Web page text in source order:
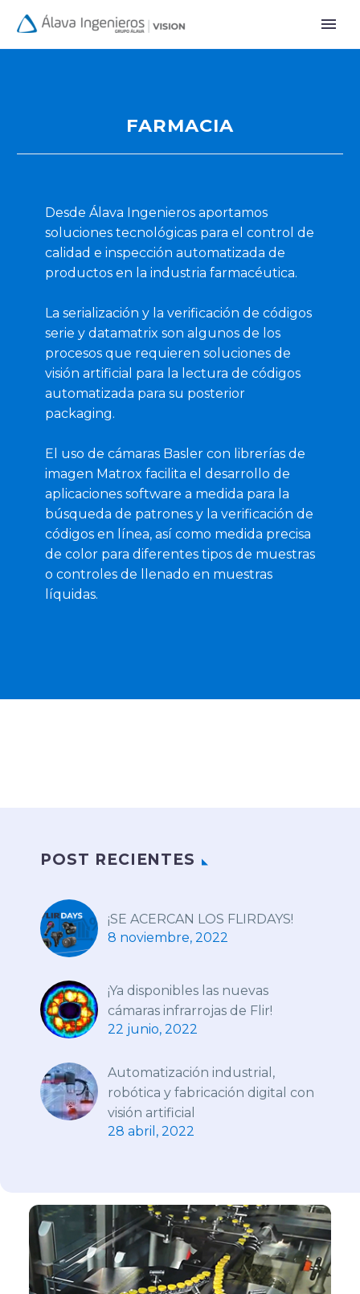
FARMACIA
Desde Álava Ingenieros aportamos
soluciones tecnológicas para el control de
calidad e inspección automatizada de
productos en la industria farmacéutica.
La serialización y la verificación de códigos
serie y datamatrix son algunos de los
procesos que requieren soluciones de
visión artificial para la lectura de códigos
automatizada para su posterior
packaging.
El uso de cámaras Basler con librerías de
imagen Matrox facilita el desarrollo de
aplicaciones software a medida para la
búsqueda de patrones y la verificación de
códigos en línea, así como medida precisa
de color para diferentes tipos de muestras
o controles de llenado en muestras
líquidas.
POST RECIENTES
¡SE ACERCAN LOS FLIRDAYS!
8 noviembre, 2022
¡Ya disponibles las nuevas
cámaras infrarrojas de Flir!
22 junio, 2022
Automatización industrial,
robótica y fabricación digital con
visión artificial
28 abril, 2022